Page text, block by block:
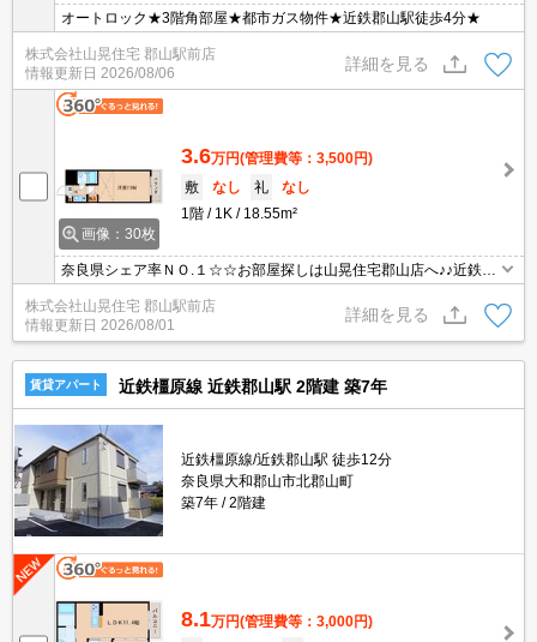
オートロック★3階角部屋★都市ガス物件★近鉄郡山駅徒歩4分★
株式会社山晃住宅 郡山駅前店
情報更新日 2026/08/06
詳細を見る
画像：30枚
3.6万円(管理費等：3,500円)
敷
なし 礼
なし
1階
1K 18.55m²
奈良県シェア率ＮＯ.１☆☆お部屋探しは山晃住宅郡山店へ♪♪近鉄郡
山駅から徒歩４分☆オートロック付きマンション！！とってもお得
なお家賃にもご注目♪お部屋はロフト付きなので、広々快適☆さらに
嬉しいエアコン１基付き☆近くにはコンビニやスーパーなど住環境
も良好です♪
株式会社山晃住宅 郡山駅前店
情報更新日 2026/08/01
詳細を見る
賃貸アパート 近鉄橿原線 近鉄郡山駅 2階建 築7年
近鉄橿原線/近鉄郡山駅 徒歩12分
奈良県大和郡山市北郡山町
築7年
2階建
8.1万円(管理費等：3,000円)